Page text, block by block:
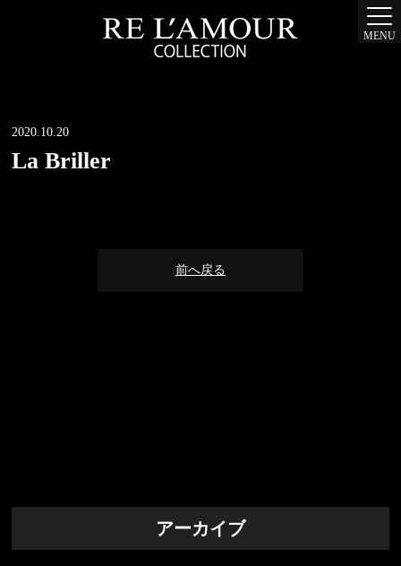
MENU
2020.10.20
La Briller
前へ戻る
アーカイブ